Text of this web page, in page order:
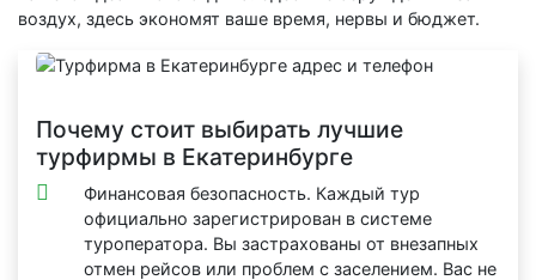
воздух, здесь экономят ваше время, нервы и бюджет.
Почему стоит выбирать лучшие
турфирмы в Екатеринбурге
Финансовая безопасность. Каждый тур
официально зарегистрирован в системе
туроператора. Вы застрахованы от внезапных
отмен рейсов или проблем с заселением. Вас не